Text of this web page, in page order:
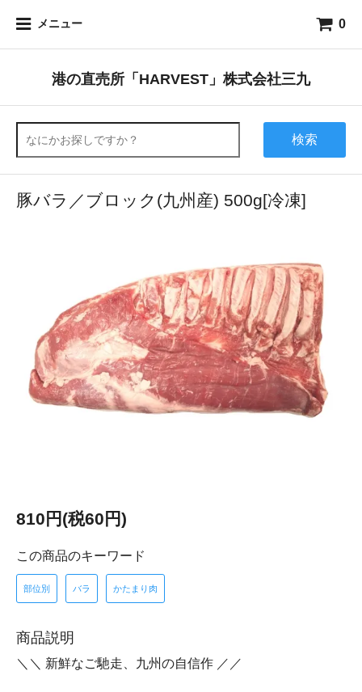
メニュー 0
港の直売所「HARVEST」株式会社三九
検索
豚バラ／ブロック(九州産) 500g[冷凍]
810円(税60円)
この商品のキーワード
部位別 バラ かたまり肉
商品説明
＼＼ 新鮮なご馳走、九州の自信作 ／／